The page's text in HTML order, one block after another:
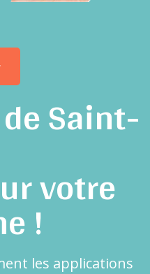
Saint-
votre
!
les applications